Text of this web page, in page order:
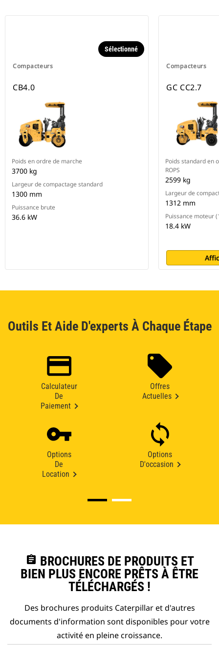
Compacteurs
Sélectionné
CB4.0
Poids en ordre de marche
3700 kg
Largeur de compactage standard
1300 mm
Puissance brute
36.6 kW
Compacteurs
GC CC2.7
Poids standard en
ROPS
2599 kg
Largeur de
1312 mm
Puissance moteur
18.4 kW
Outils Et Aide D'experts À Chaque Étape
Calculateur
De
Paiement
Offres
Actuelles
Options
De
Location
Options
D'occasion
assignment BROCHURES DE PRODUITS ET
BIEN PLUS ENCORE PRÊTS À ÊTRE
TÉLÉCHARGÉS !
Des brochures produits Caterpillar et d'autres
documents d'information sont disponibles pour votre
activité en pleine croissance.